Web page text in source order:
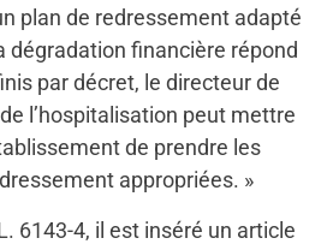
plan de redressement adapté
dégradation financière répond
par décret, le directeur de
l’hospitalisation peut mettre
de prendre les
appropriées. »
6143-4, il est inséré un article